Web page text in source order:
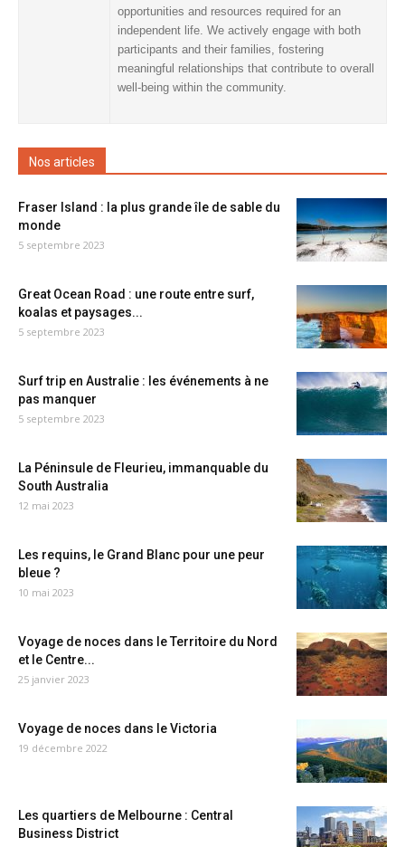
opportunities and resources required for an
independent life. We actively engage with both
participants and their families, fostering
meaningful relationships that contribute to overall
well-being within the community.
Nos articles
Fraser Island : la plus grande île de sable du
monde
5 septembre 2023
Great Ocean Road : une route entre surf,
koalas et paysages...
5 septembre 2023
Surf trip en Australie : les événements à ne
pas manquer
5 septembre 2023
La Péninsule de Fleurieu, immanquable du
South Australia
12 mai 2023
Les requins, le Grand Blanc pour une peur
bleue ?
10 mai 2023
Voyage de noces dans le Territoire du Nord
et le Centre...
25 janvier 2023
Voyage de noces dans le Victoria
19 décembre 2022
Les quartiers de Melbourne : Central
Business District